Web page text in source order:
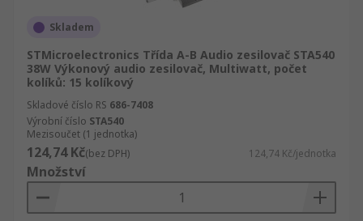
Skladem
STMicroelectronics Třída A-B Audio zesilovač STA540
38W Výkonový audio zesilovač, Multiwatt, počet
kolíků: 15 kolíkový
Skladové číslo RS 686-7408
Výrobní číslo STA540
Mezisoučet (1 jednotka)
124,74 Kč(bez DPH) 124,74 Kč/jednotka
Množství